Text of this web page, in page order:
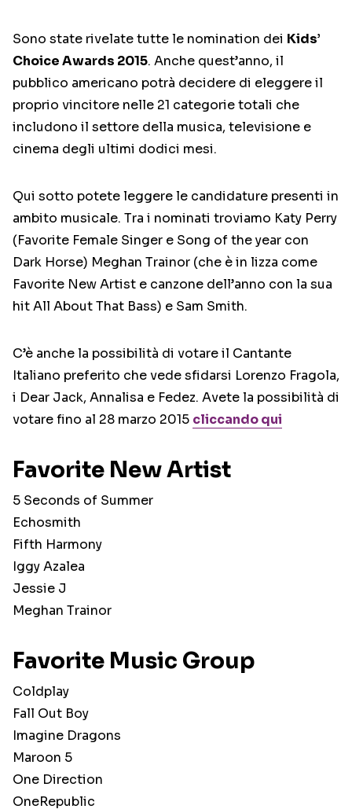
Sono state rivelate tutte le nomination dei Kids’
Choice Awards 2015. Anche quest’anno, il
pubblico americano potrà decidere di eleggere il
proprio vincitore nelle 21 categorie totali che
includono il settore della musica, televisione e
cinema degli ultimi dodici mesi.
Qui sotto potete leggere le candidature presenti in
ambito musicale. Tra i nominati troviamo Katy Perry
(Favorite Female Singer e Song of the year con
Dark Horse) Meghan Trainor (che è in lizza come
Favorite New Artist e canzone dell’anno con la sua
hit All About That Bass) e Sam Smith.
C’è anche la possibilità di votare il Cantante
Italiano preferito che vede sfidarsi Lorenzo Fragola,
i Dear Jack, Annalisa e Fedez. Avete la possibilità di
votare fino al 28 marzo 2015 cliccando qui
Favorite New Artist
5 Seconds of Summer
Echosmith
Fifth Harmony
Iggy Azalea
Jessie J
Meghan Trainor
Favorite Music Group
Coldplay
Fall Out Boy
Imagine Dragons
Maroon 5
One Direction
OneRepublic